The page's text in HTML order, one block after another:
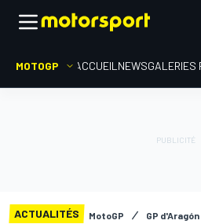
MOTOGP ACCUEIL NEWSGALERIES
ACTUALITÉS MotoGP GP d'Aragón